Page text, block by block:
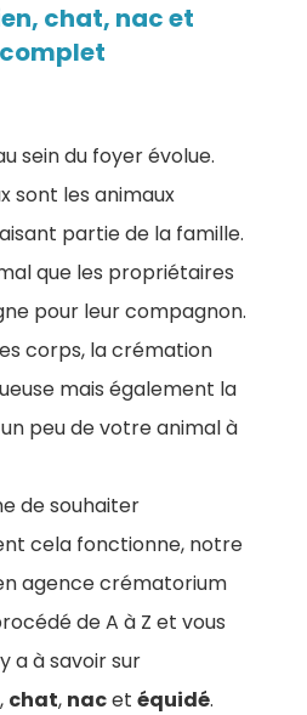
chat, nac et
sein du foyer évolue.
sont les animaux
partie de la famille.
que les propriétaires
pour leur compagnon.
corps, la crémation
mais également la
peu de votre animal à
de souhaiter
cela fonctionne, notre
agence crématorium
de A à Z et vous
a à savoir sur
, chat, nacet équidé.